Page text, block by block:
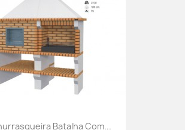
Batalha Com...